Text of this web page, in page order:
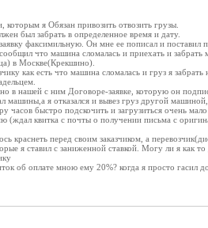
я Обязан привозить отвозить грузы.
был забрать в определенное время и дату.
факсимильную. Он мне ее пописал и поставил
что машина сломалась и приехать и
в Москве(Крекшино).
как есть что машина сломалась и груз я
в нашей с ним Договоре-заявке, которую он
машины,а я отказался и вывез груз другой
часов быстро подскочить и загрузиться очень
(ждал квитка с почты о получении письма с
краснеть перед своим заказчиком, а
я ставил с заниженной ставкой. Могу ли я как
об оплате мною ему 20%? когда я просто гасил